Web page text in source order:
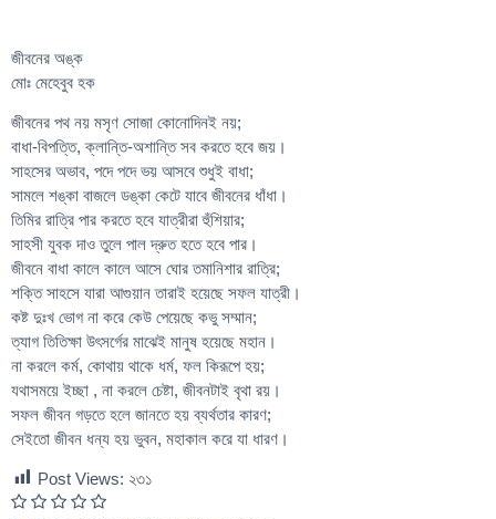
জীবনের অঙ্ক
মোঃ মেহেবুব হক
জীবনের পথ নয় মসৃণ সোজা কোনোদিনই নয়;
বাধা-বিপত্তি, ক্লান্তি-অশান্তি সব করতে হবে জয়।
সাহসের অভাব, পদে পদে ভয় আসবে শুধুই বাধা;
সামলে শঙ্কা বাজলে ডঙ্কা কেটে যাবে জীবনের ধাঁধা।
তিমির রাত্রি পার করতে হবে যাত্রীরা হুঁশিয়ার;
সাহসী যুবক দাও তুলে পাল দ্রুত হতে হবে পার।
জীবনে বাধা কালে কালে আসে ঘোর তমানিশার রাত্রি;
শক্তি সাহসে যারা আগুয়ান তারাই হয়েছে সফল যাত্রী।
কষ্ট দুঃখ ভোগ না করে কেউ পেয়েছে কভু সম্মান;
ত্যাগ তিতিক্ষা উৎসর্গের মাঝেই মানুষ হয়েছে মহান।
না করলে কর্ম, কোথায় থাকে ধর্ম, ফল কিরূপে হয়;
যথাসময়ে ইচ্ছা , না করলে চেষ্টা, জীবনটাই বৃথা রয়।
সফল জীবন গড়তে হলে জানতে হয় ব্যর্থতার কারণ;
সেইতো জীবন ধন্য হয় ভুবন, মহাকাল করে যা ধারণ।
Post Views: ২৩১